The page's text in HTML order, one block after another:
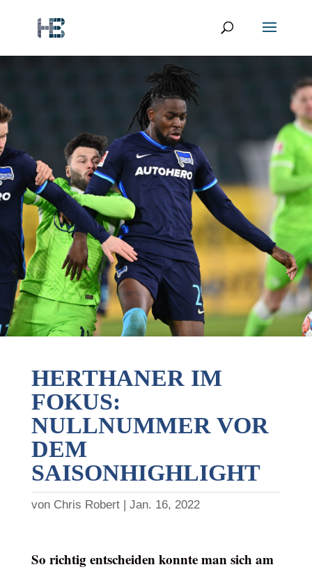
HERTHANER IM
FOKUS:
NULLNUMMER VOR
DEM
SAISONHIGHLIGHT
von Chris Robert Jan. 16, 2022
So richtig entscheiden konnte man sich am